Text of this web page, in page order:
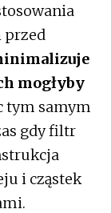
przed
mogłyby
tym samym
gdy filtr
i cząstek